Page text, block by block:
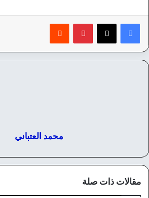
بينتيريست
محمد العتباني
مقالات ذات صلة